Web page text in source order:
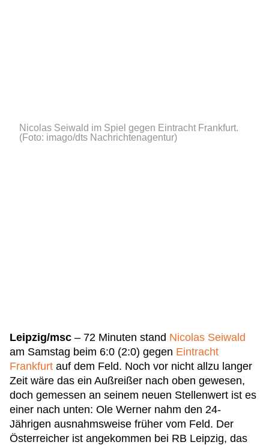
Nicolas Seiwald im Spiel gegen Eintracht Frankfurt.
(Foto: imago/dts Nachrichtenagentur)
Leipzig/msc – 72 Minuten stand Nicolas Seiwald
am Samstag beim 6:0 (2:0) gegen Eintracht
Frankfurt auf dem Feld. Noch vor nicht allzu langer
Zeit wäre das ein Außreißer nach oben gewesen,
doch gemessen an seinem neuen Stellenwert ist es
einer nach unten: Ole Werner nahm den 24-
Jährigen ausnahmsweise früher vom Feld. Der
Österreicher ist angekommen bei RB Leipzig, das